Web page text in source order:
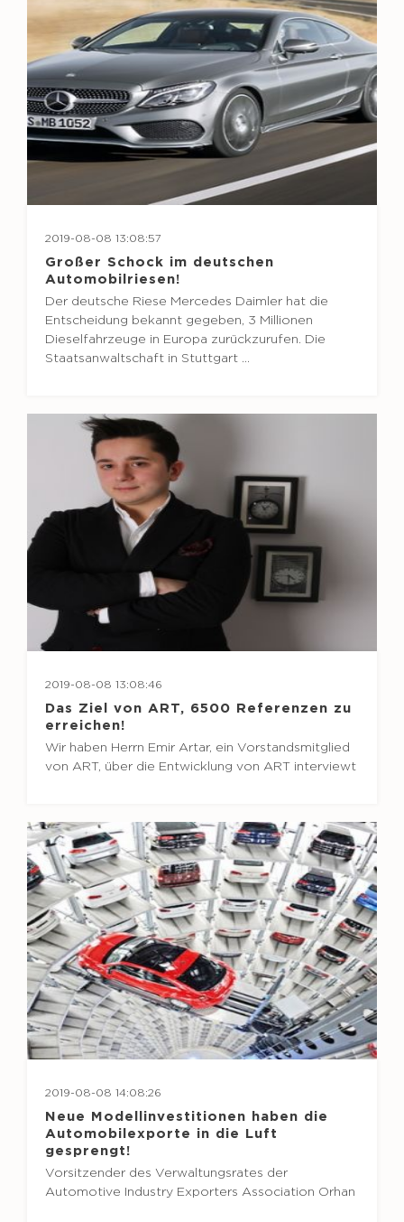
2019-08-08 13:08:57
Großer Schock im deutschen
Automobilriesen!
Der deutsche Riese Mercedes Daimler hat die
Entscheidung bekannt gegeben, 3 Millionen
Dieselfahrzeuge in Europa zurückzurufen. Die
Staatsanwaltschaft in Stuttgart ...
2019-08-08 13:08:46
Das Ziel von ART, 6500 Referenzen zu
erreichen!
Wir haben Herrn Emir Artar, ein Vorstandsmitglied
von ART, über die Entwicklung von ART interviewt
2019-08-08 14:08:26
Neue Modellinvestitionen haben die
Automobilexporte in die Luft
gesprengt!
Vorsitzender des Verwaltungsrates der
Automotive Industry Exporters Association Orhan